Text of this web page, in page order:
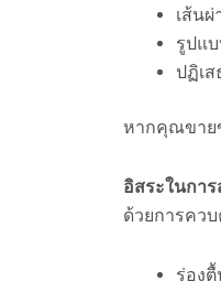
เส้น
รูปแ
ปฏิเ
หากคุณขาย
อิสระในกา
ด้วยการคว
ร่อง